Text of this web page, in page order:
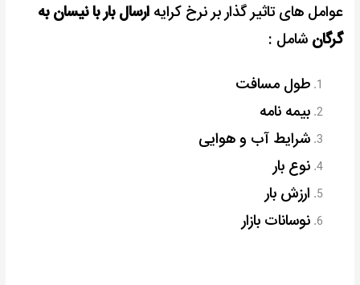
عوامل های تاثیر گذار بر نرخ کرایهارسال بار با نیسان به
گرگان شامل :
طول مسافت
بیمه نامه
شرایط آب و هوایی
نوع بار
ارزش بار
نوسانات بازار